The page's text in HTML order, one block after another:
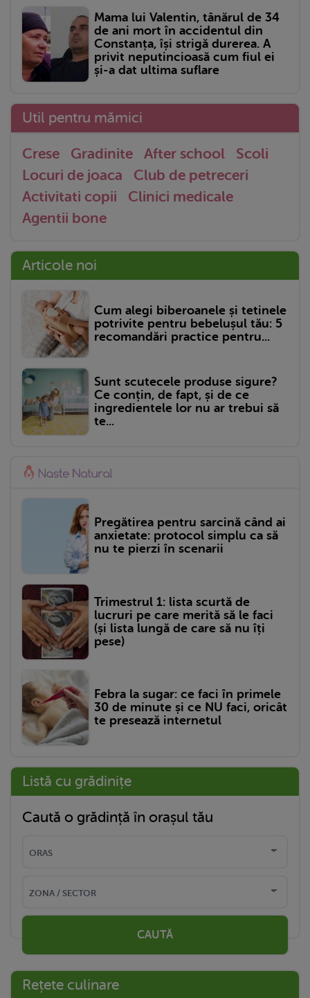
Mama lui Valentin, tânărul de 34
de ani mort în accidentul din
Constanța, își strigă durerea. A
privit neputincioasă cum fiul ei
și-a dat ultima suflare
Util pentru mămici
Crese Gradinite After school
Scoli
Locuri de joaca
Club de petreceri
Activitati copii
Clinici medicale
Agentii bone
Articole noi
Cum alegi biberoanele și tetinele
potrivite pentru bebelușul tău: 5
recomandări practice pentru...
Sunt scutecele produse sigure?
Ce conțin, de fapt, și de ce
ingredientele lor nu ar trebui să
te...
Pregătirea pentru sarcină când ai
anxietate: protocol simplu ca să
nu te pierzi în scenarii
Trimestrul 1: lista scurtă de
lucruri pe care merită să le faci
(și lista lungă de care să nu îți
pese)
Febra la sugar: ce faci în primele
30 de minute și ce NU faci, oricât
te presează internetul
Listă cu grădinițe
Caută o grădință în orașul tău
CAUTĂ
Rețete culinare